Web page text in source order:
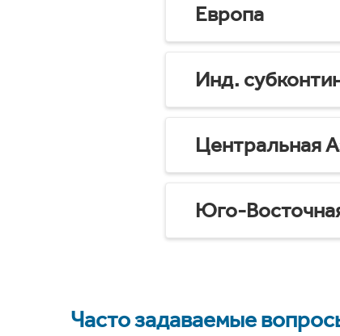
Европа
Инд.
Центральная
Юго-
Часто задаваемые